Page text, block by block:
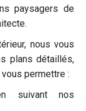
paysagers de
nous vous
plans détaillés,
permettre :
suivant nos